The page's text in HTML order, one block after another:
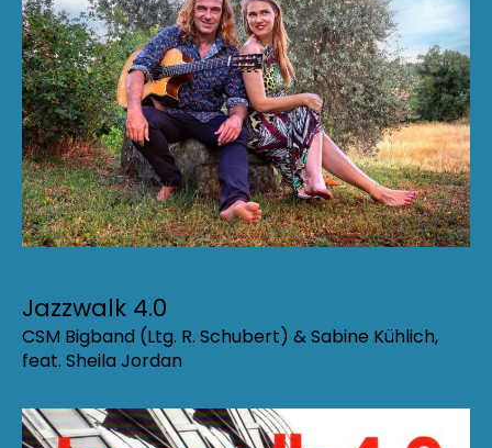
Jazzwalk 4.0
CSM Bigband (Ltg. R. Schubert) & Sabine Kühlich,
feat. Sheila Jordan